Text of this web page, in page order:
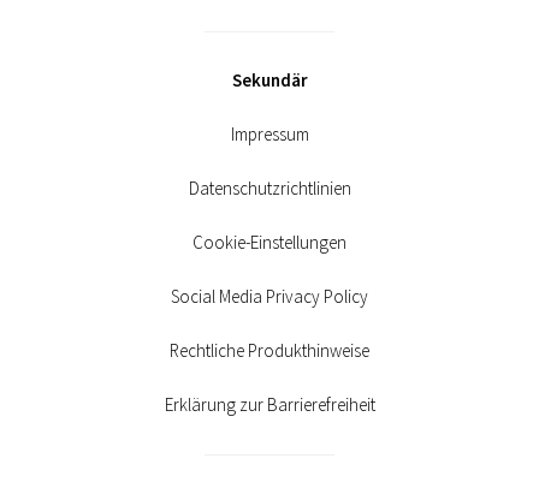
Sekundär
Impressum
Datenschutzrichtlinien
Cookie-Einstellungen
Social Media Privacy Policy
Rechtliche Produkthinweise
Erklärung zur Barrierefreiheit